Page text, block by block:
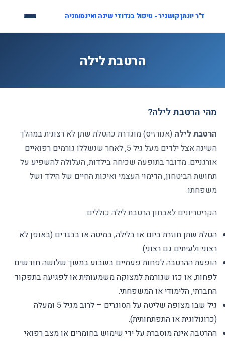
ד"ר יונתן קושניר - טיפול בנדודי שינה ואינסומניה
הרטבת לילה
מהי הרטבת לילה?
הרטבת לילה (אנורזיס) מוגדרת כהטלת שתן לא רצונית במהלך
השינה אצל ילדים מעל גיל 5, לאחר שנשללו גורמים רפואיים
אורגניים. מדובר בתופעה שכיחה בילדות, העלולה להשפיע על
תחושת הביטחון, הדימוי העצמי ואיכות החיים של הילד ושל
משפחתו.
הקריטריונים לאבחון הרטבת לילה כוללים:
הטלת שתן חוזרת ביום או בלילה, במיטה או בבגדים (באופן לא
רצוני ולעיתים גם רצוני).
הופעת ההרטבה לפחות פעמיים בשבוע במשך שלושה חודשים
לפחות, או כזו שגורמת למצוקה משמעותית או לפגיעה בתפקוד
החברתי, הלימודי או המשפחתי.
גיל שבו מצופה שליטה על הסוגרים – לרוב מגיל 5 ומעלה
(כרונולוגית או התפתחותית).
ההרטבה אינה מוסברת על ידי שימוש בחומרים או מצב רפואי